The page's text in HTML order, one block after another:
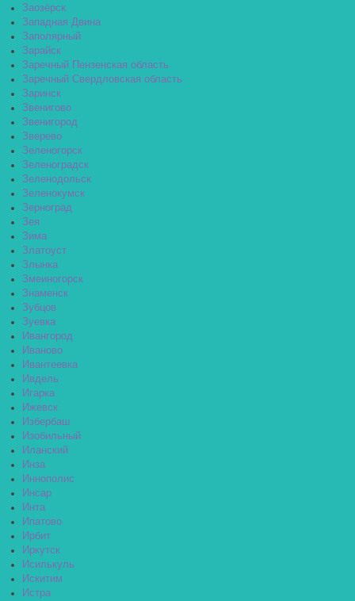
Заозёрск
Западная Двина
Заполярный
Зарайск
Заречный Пензенская область
Заречный Свердловская область
Заринск
Звенигово
Звенигород
Зверево
Зеленогорск
Зеленоградск
Зеленодольск
Зеленокумск
Зерноград
Зея
Зима
Златоуст
Злынка
Змеиногорск
Знаменск
Зубцов
Зуевка
Ивангород
Иваново
Ивантеевка
Ивдель
Игарка
Ижевск
Избербаш
Изобильный
Иланский
Инза
Иннополис
Инсар
Инта
Ипатово
Ирбит
Иркутск
Исилькуль
Искитим
Истра